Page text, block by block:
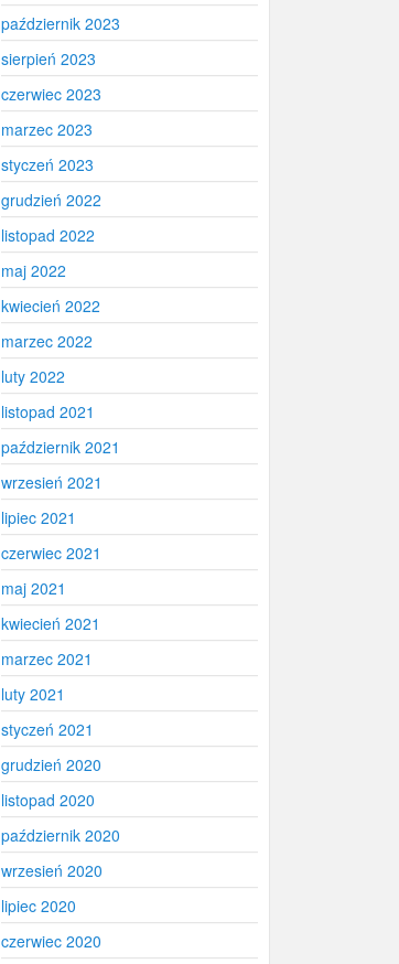
październik 2023
sierpień 2023
czerwiec 2023
marzec 2023
styczeń 2023
grudzień 2022
listopad 2022
maj 2022
kwiecień 2022
marzec 2022
luty 2022
listopad 2021
październik 2021
wrzesień 2021
lipiec 2021
czerwiec 2021
maj 2021
kwiecień 2021
marzec 2021
luty 2021
styczeń 2021
grudzień 2020
listopad 2020
październik 2020
wrzesień 2020
lipiec 2020
czerwiec 2020